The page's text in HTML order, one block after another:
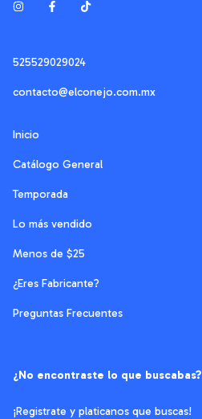
525529029024
contacto@elconejo.com.mx
Inicio
Catálogo General
Temporada
Lo más vendido
Menos de $25
¿Eres Fabricante?
Preguntas Frecuentes
¿No encontraste lo que buscabas?
¡Registrate y platicanos que buscas!